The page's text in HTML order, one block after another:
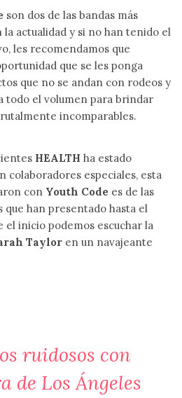
son dos de las bandas más
la actualidad y si no han tenido el
les recomendamos que
que se les ponga
que no se andan con rodeos y
todo el volumen para brindar
incomparables.
HEALTH ha estado
colaboradores especiales, esta
con Youth Code es de las
que han presentado hasta el
el inicio podemos escuchar la
Taylor en un navajeante
ruidosos con
de Los Ángeles